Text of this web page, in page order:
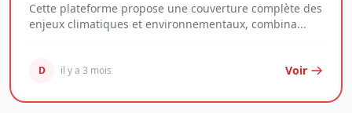
Cette plateforme propose une couverture complète des
enjeux climatiques et environnementaux, combina...
D il y a 3 mois Voir